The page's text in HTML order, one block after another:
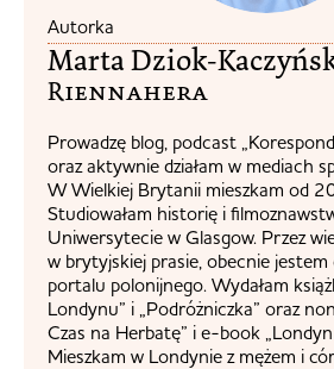
Autorka
Marta Dziok-
Riennahera​
Prowadzę blog, podcast
oraz aktywnie działam w mediach
W Wielkiej Brytanii mieszkam od
Studiowałam historię i
Uniwersytecie w Glasgow. Przez
w brytyjskiej prasie, obecnie jestem
portalu polonijnego. Wydałam
Londynu” i „Podróżniczka” oraz
Czas na Herbatę” i e-book
Mieszkam w Londynie z mężem i